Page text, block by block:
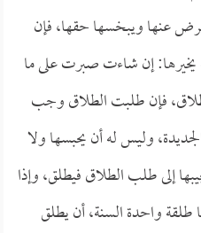
عنها ويبخسها حقها، فإن
يخيرها: إن شاءت صبرت على ما
فإن طلبت الطلاق وجب
وليس له أن يحبسها ولا
إلى طلب الطلاق فيطلق، وإذا
طلقة واحدة السنة، أن يطلق